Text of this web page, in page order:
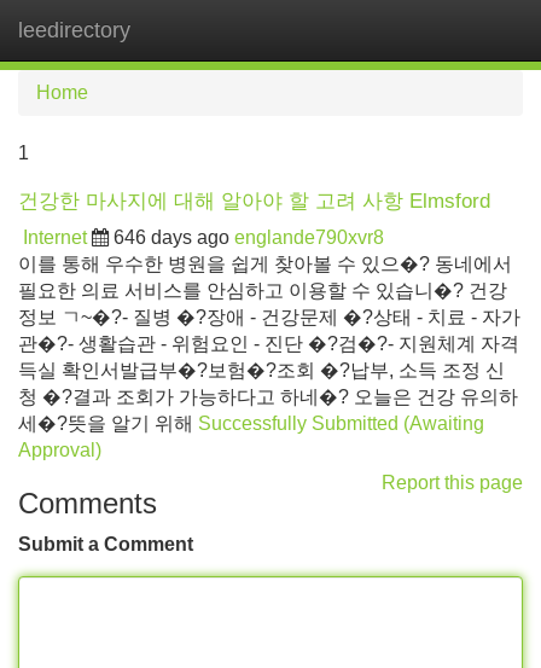
leedirectory
Home
1
건강한 마사지에 대해 알아야 할 고려 사항 Elmsford
Internet 646 days ago englande790xvr8
이를 통해 우수한 병원을 쉽게 찾아볼 수 있으�? 동네에서
필요한 의료 서비스를 안심하고 이용할 수 있습니�? 건강
정보 ㄱ~�?- 질병 �?장애 - 건강문제 �?상태 - 치료 - 자가
관�?- 생활습관 - 위험요인 - 진단 �?검�?- 지원체계 자격
득실 확인서발급부�?보험�?조회 �?납부, 소득 조정 신
청 �?결과 조회가 가능하다고 하네�? 오늘은 건강 유의하
세�?뜻을 알기 위해 Successfully Submitted (Awaiting
Approval)
Report this page
Comments
Submit a Comment